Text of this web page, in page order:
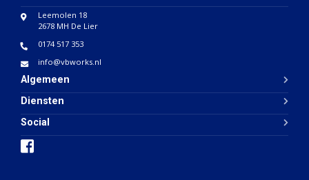
Leemolen 18
2678 MH De Lier
0174 517 353
info@vbworks.nl
Algemeen
Diensten
Social